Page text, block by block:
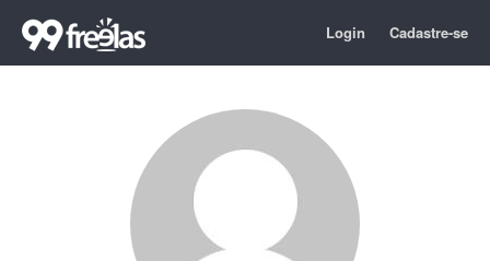
Login Cadastre-se